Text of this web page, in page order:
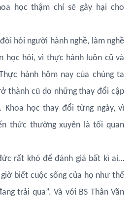
học thậm chí sẽ gây hại cho
hỏi người hành nghề, làm nghề
học hỏi, vì thực hành luôn cũ và
hành hôm nay của chúng ta
thành cũ do những thay đổi cập
Khoa học thay đổi từng ngày, vì
thức thường xuyên là tối quan
rất khó để đánh giá bất kì ai…
biết cuộc sống của họ như thế
trải qua”. Và với BS Thân Văn